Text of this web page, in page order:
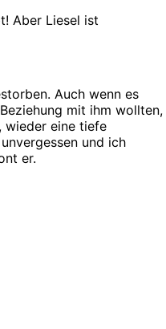
Aber Liesel ist
Auch wenn es
mit ihm wollten,
wieder eine tiefe
und ich
er.